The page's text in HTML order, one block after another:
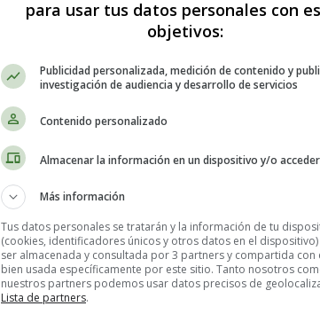
Navidadcon su propia versión de " All I Want for
para usar tus datos personales con
objetivos:
Publicidad personalizada, medición de contenido y
investigación de audiencia y desarrollo de servicios
Contenido personalizado
Almacenar la información en un dispositivo y/o
Más información
Tus datos personales se tratarán y la información de tu
(cookies, identificadores únicos y otros datos en el
ser almacenada y consultada por 3 partners y compartida con
bien usada específicamente por este sitio. Tanto nosotros
nuestros partners podemos usar datos precisos de
Lista de partners.